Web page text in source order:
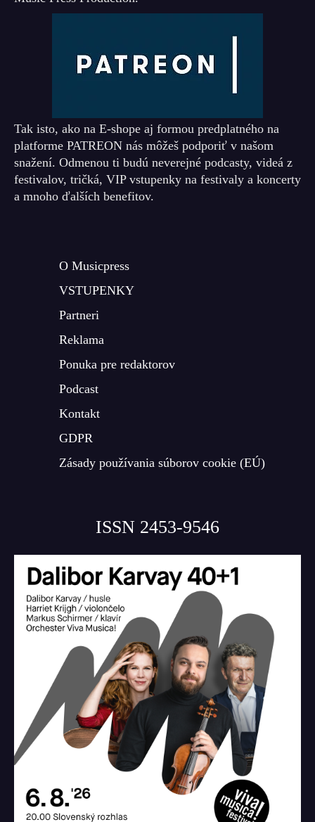
Tak isto, ako na E-shope aj formou predplatného na
platforme PATREON nás môžeš podporiť v našom
snažení. Odmenou ti budú neverejné podcasty, videá z
festivalov, tričká, VIP vstupenky na festivaly a koncerty
a mnoho ďalších benefitov.
O Musicpress
VSTUPENKY
Partneri
Reklama
Ponuka pre redaktorov
Podcast
Kontakt
GDPR
Zásady používania súborov cookie (EÚ)
ISSN 2453-9546